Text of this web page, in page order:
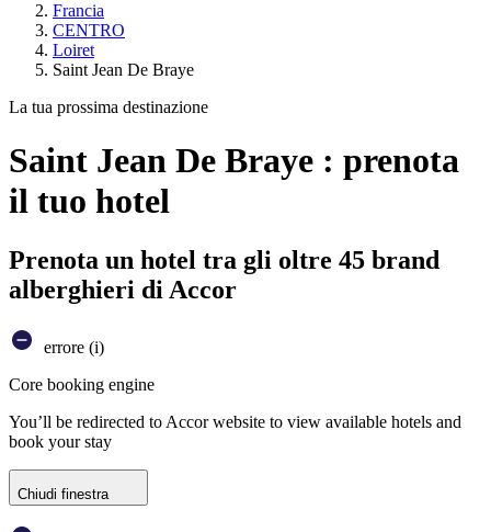
Francia
CENTRO
Loiret
Saint Jean De Braye
La tua prossima destinazione
Saint Jean De Braye : prenota
il tuo hotel
Prenota un hotel tra gli oltre 45 brand
alberghieri di Accor
errore (i)
Core booking engine
You’ll be redirected to Accor website to view available hotels and
book your stay
Chiudi finestra